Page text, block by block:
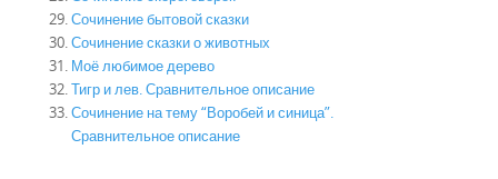
Сочинение бытовой сказки
Сочинение сказки о животных
Моё любимое дерево
Тигр и лев. Сравнительное описание
Сочинение на тему “Воробей и синица”.
Сравнительное описание